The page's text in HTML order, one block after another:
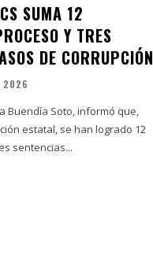
SUMA 12
Y TRES
DE CORRUPCIÓN
2026
Buendía Soto, informó que,
estatal, se han logrado 12
sentencias...